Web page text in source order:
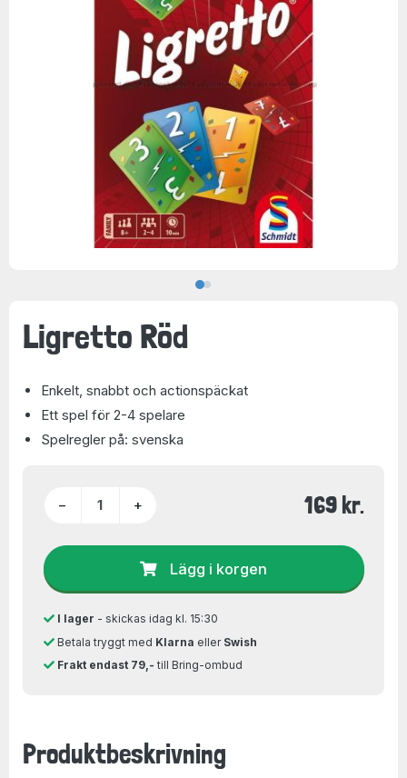
Ligretto Röd
Enkelt, snabbt och actionspäckat
Ett spel för 2-4 spelare
Spelregler på: svenska
− + 169 kr.
Lägg i korgen
I lager - skickas idag kl. 15:30
Betala tryggt med Klarna eller Swish
Frakt endast 79,- till Bring-ombud
Produktbeskrivning